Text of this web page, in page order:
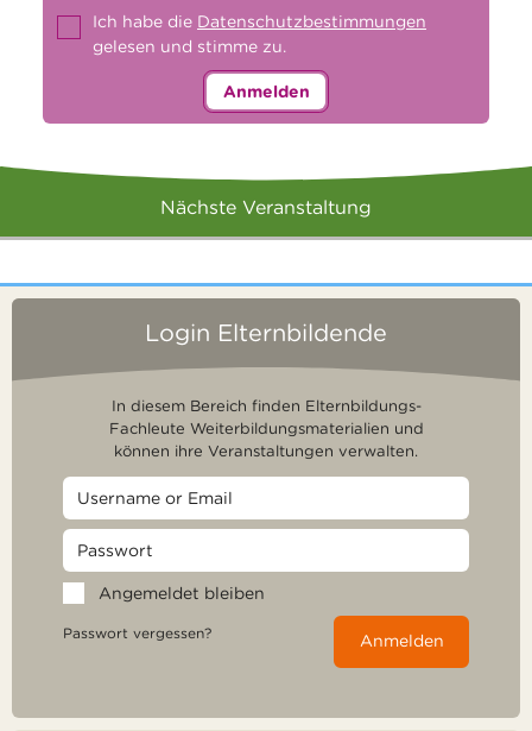
Ich habe die Datenschutzbestimmungen
gelesen und stimme zu.
Anmelden
Nächste Veranstaltung
Login Elternbildende
In diesem Bereich finden Elternbildungs-
Fachleute Weiterbildungsmaterialien und
können ihre Veranstaltungen verwalten.
Angemeldet bleiben
Passwort vergessen? Anmelden